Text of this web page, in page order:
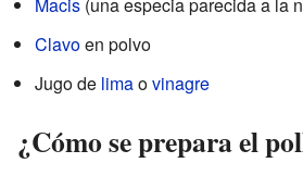
Clavoen polvo
Jugo de limaovinagre
¿Cómo se prepara el